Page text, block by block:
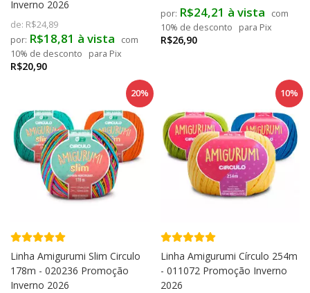
Inverno 2026
de: R$24,89
R$20,90
R$18,81 à vista
com
10% de desconto
para Pix
R$26,90
R$24,21 à vista
com
10% de desconto
para Pix
Linha Amigurumi Slim Circulo
178m - 020236 Promoção
Inverno 2026
20%
Linha Amigurumi Círculo 254m
- 011072 Promoção Inverno
2026
10%